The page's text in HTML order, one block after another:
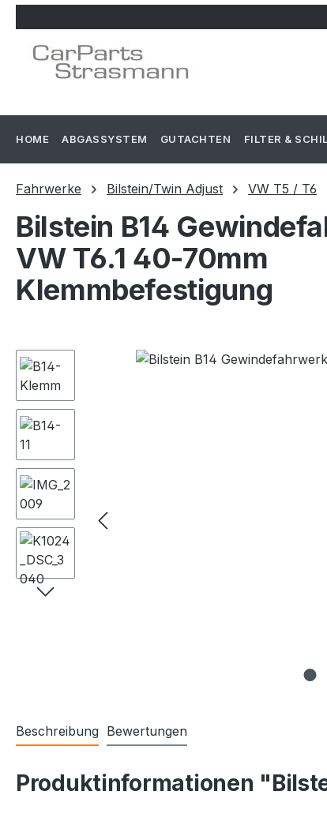
HOME ABGASSYSTEM GUTACHTEN FILTER &
Fahrwerke Bilstein/Twin Adjust VW T5 / T6
Bilstein B14
VW T6.1 40-70mm
Klemmbefestigung
Bildergalerie überspringen
Beschreibung Bewertungen
Produktinformationen